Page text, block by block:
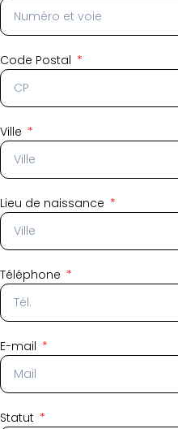
Code Postal
Ville
Lieu de naissance
Téléphone
E-mail
Statut